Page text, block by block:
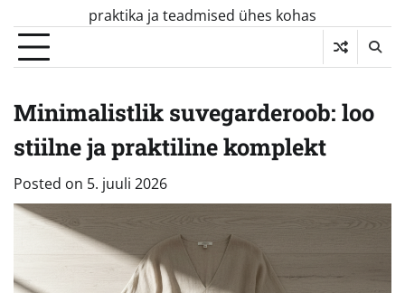
content
praktika ja teadmised ühes kohas
Minimalistlik suvegarderoob: loo
stiilne ja praktiline komplekt
Posted on 5. juuli 2026